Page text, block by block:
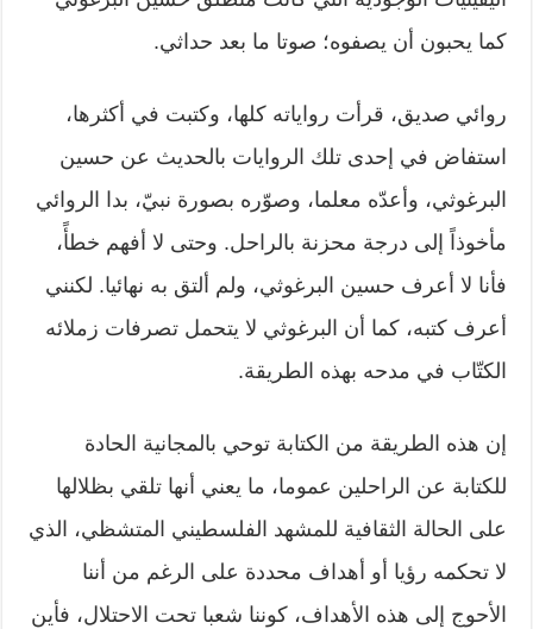
كما يحبون أن يصفوه؛ صوتا ما بعد حداثي.
روائي صديق، قرأت رواياته كلها، وكتبت في أكثرها،
استفاض في إحدى تلك الروايات بالحديث عن حسين
البرغوثي، وأعدّه معلما، وصوّره بصورة نبيّ، بدا الروائي
مأخوذاً إلى درجة محزنة بالراحل. وحتى لا أفهم خطأً،
فأنا لا أعرف حسين البرغوثي، ولم ألتق به نهائيا. لكنني
أعرف كتبه، كما أن البرغوثي لا يتحمل تصرفات زملائه
الكتّاب في مدحه بهذه الطريقة.
إن هذه الطريقة من الكتابة توحي بالمجانية الحادة
للكتابة عن الراحلين عموما، ما يعني أنها تلقي بظلالها
على الحالة الثقافية للمشهد الفلسطيني المتشظي، الذي
لا تحكمه رؤيا أو أهداف محددة على الرغم من أننا
الأحوج إلى هذه الأهداف، كوننا شعبا تحت الاحتلال، فأين